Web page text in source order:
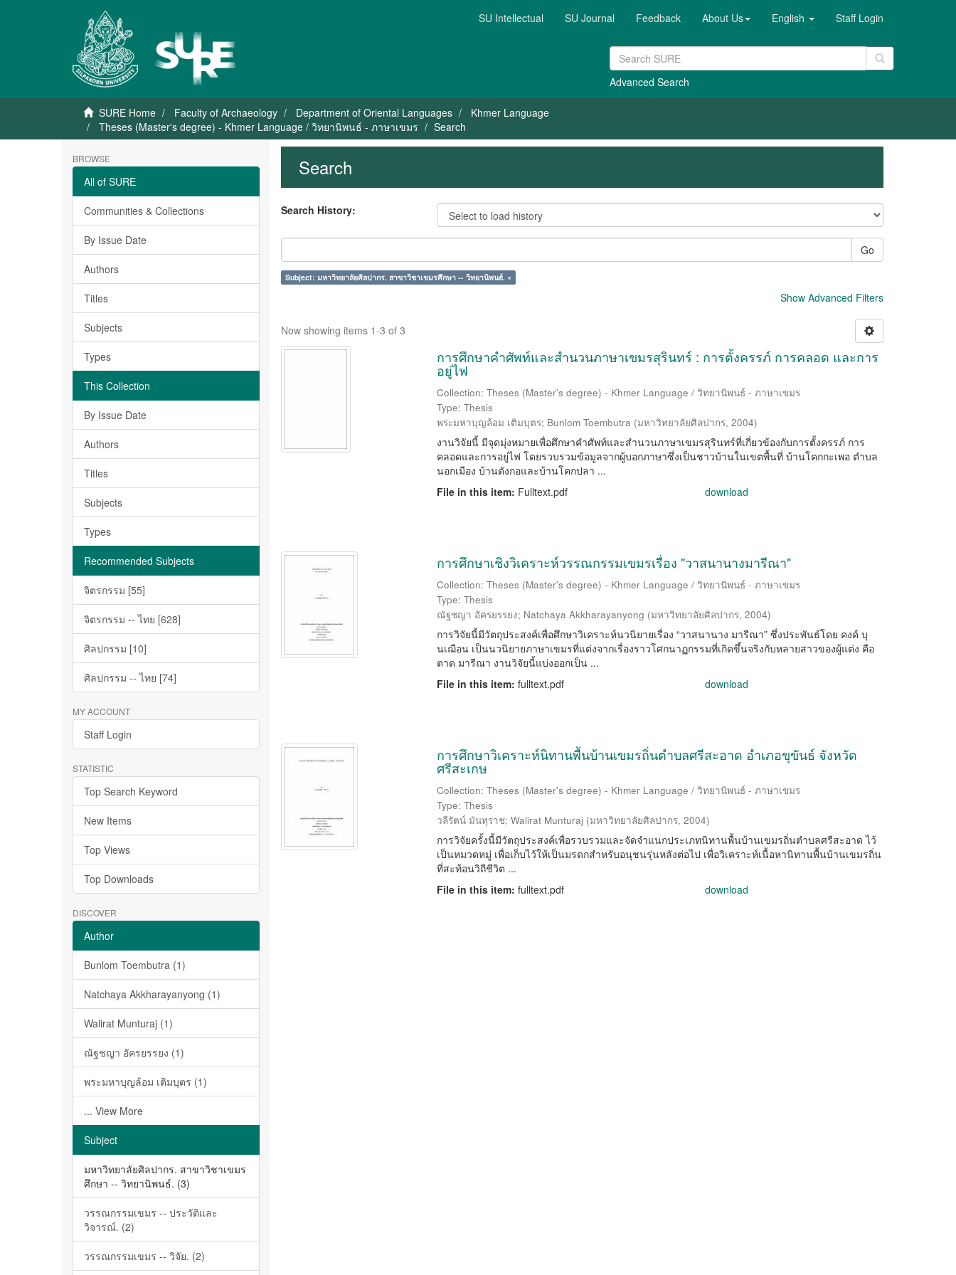
SU Intellectual SU Journal Feedback About Us English Staff Login
Advanced Search
SURE Home Faculty of Archaeology Department of Oriental Languages
Khmer Language
Theses (Master's degree) - Khmer Language / วิทยานิพนธ์ - ภาษาเขมร
Search
BROWSE
All of SURE
Communities & Collections
By Issue Date
Authors
Titles
Subjects
Types
This Collection
By Issue Date
Authors
Titles
Subjects
Types
Recommended Subjects
จิตรกรรม [55]
จิตรกรรม -- ไทย [628]
ศิลปกรรม [10]
ศิลปกรรม -- ไทย [74]
MY ACCOUNT
Staff Login
STATISTIC
Top Search Keyword
New Items
Top Views
Top Downloads
DISCOVER
Author
Bunlom Toembutra (1)
Natchaya Akkharayanyong (1)
Walirat Munturaj (1)
ณัฐชญา อัครยรรยง (1)
พระมหาบุญล้อม เติมบุตร (1)
... View More
Subject
มหาวิทยาลัยศิลปากร. สาขาวิชาเขมร
ศึกษา -- วิทยานิพนธ์. (3)
วรรณกรรมเขมร -- ประวัติและ
วิจารณ์. (2)
วรรณกรรมเขมร -- วิจัย. (2)
Search
Search History:
Go
Subject: มหาวิทยาลัยศิลปากร. สาขาวิชาเขมรศึกษา -- วิทยานิพนธ์. ×
Show Advanced Filters
Now showing items 1-3 of 3
การศึกษาคำศัพท์และสำนวนภาษาเขมรสุรินทร์ : การตั้งครรภ์ การคลอด และการ
อยู่ไฟ
Collection: Theses (Master's degree) - Khmer Language / วิทยานิพนธ์ - ภาษาเขมร
Type: Thesis
พระมหาบุญล้อม เติมบุตร; Bunlom Toembutra (มหาวิทยาลัยศิลปากร, 2004)
งานวิจัยนี้ มีจุดมุ่งหมายเพื่อศึกษาคำศัพท์และสำนวนภาษาเขมรสุรินทร์ที่เกี่ยวข้องกับการตั้งครรภ์ การ
คลอดและการอยู่ไฟ โดยรวบรวมข้อมูลจากผู้บอกภาษาซึ่งเป็นชาวบ้านในเขตพื้นที่ บ้านโคกกะเพอ ตำบล
นอกเมือง บ้านตังกอและบ้านโคกปลา ...
File in this item: Fulltext.pdf download
การศึกษาเชิงวิเคราะห์วรรณกรรมเขมรเรื่อง "วาสนานางมารีณา"
Collection: Theses (Master's degree) - Khmer Language / วิทยานิพนธ์ - ภาษาเขมร
Type: Thesis
ณัฐชญา อัครยรรยง; Natchaya Akkharayanyong (มหาวิทยาลัยศิลปากร, 2004)
การวิจัยนี้มีวัตถุประสงค์เพื่อศึกษาวิเคราะห์นวนิยายเรื่อง “วาสนานาง มารีณา” ซึ่งประพันธ์โดย คงค์ บุ
นเฌือน เป็นนวนิยายภาษาเขมรที่แต่งจากเรื่องราวโศกนาฏกรรมที่เกิดขึ้นจริงกับหลายสาวของผู้แต่ง คือ
ตาด มารีณา งานวิจัยนี้แบ่งออกเป็น ...
File in this item: fulltext.pdf download
การศึกษาวิเคราะห์นิทานพื้นบ้านเขมรถิ่นตำบลศรีสะอาด อำเภอขุขันธ์ จังหวัด
ศรีสะเกษ
Collection: Theses (Master's degree) - Khmer Language / วิทยานิพนธ์ - ภาษาเขมร
Type: Thesis
วลีรัตน์ มันทุราช; Walirat Munturaj (มหาวิทยาลัยศิลปากร, 2004)
การวิจัยครั้งนี้มีวัตถุประสงค์เพื่อรวบรวมและจัดจำแนกประเภทนิทานพื้นบ้านเขมรถิ่นตำบลศรีสะอาด ไว้
เป็นหมวดหมู่ เพื่อเก็บไว้ให้เป็นมรดกสำหรับอนุชนรุ่นหลังต่อไป เพื่อวิเคราะห์เนื้อหานิทานพื้นบ้านเขมรถิ่น
ที่สะท้อนวิถีชีวิต ...
File in this item: fulltext.pdf download